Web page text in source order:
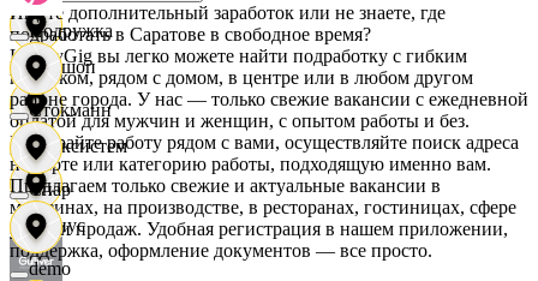
Ваншоп
Ворксистем
Гелиус
Подружка
Стокманн
Cпар
demo
Ищете дополнительный заработок или не знаете, где
подработать в Саратове в свободное время?
На MyGig вы легко можете найти подработку с гибким
графиком, рядом с домом, в центре или в любом другом
районе города. У нас — только свежие вакансии с ежедневной
оплатой для мужчин и женщин, с опытом работы и без.
Выбирайте работу рядом с вами, осуществляйте поиск адреса
на карте или категорию работы, подходящую именно вам.
Предлагаем только свежие и актуальные вакансии в
магазинах, на производстве, в ресторанах, гостиницах, сфере
услуг и продаж. Удобная регистрация в нашем приложении,
поддержка, оформление документов — все просто.